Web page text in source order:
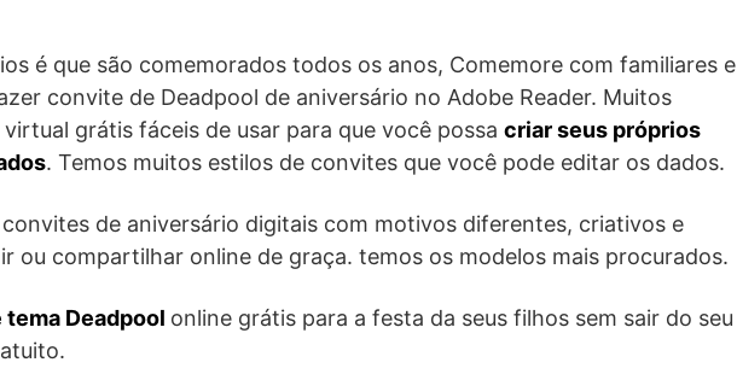
é que são comemorados todos os anos, Comemore com familiares e
convite de Deadpool de aniversário no Adobe Reader. Muitos
grátis fáceis de usar para que você possa criar seus próprios
. Temos muitos estilos de convites que você pode editar os dados.
de aniversário digitais com motivos diferentes, criativos e
ou compartilhar online de graça. temos os modelos mais procurados.
Deadpool online grátis para a festa da seus filhos sem sair do seu